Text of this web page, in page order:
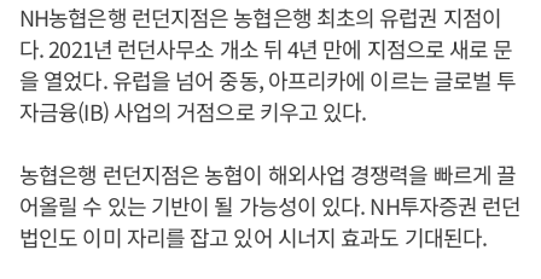
NH농협은행 런던지점은 농협은행 최초의 유럽권 지점이
다. 2021년 런던사무소 개소 뒤 4년 만에 지점으로 새로 문
을 열었다. 유럽을 넘어 중동, 아프리카에 이르는 글로벌 투
자금융(IB) 사업의 거점으로 키우고 있다.
농협은행 런던지점은 농협이 해외사업 경쟁력을 빠르게 끌
어올릴 수 있는 기반이 될 가능성이 있다. NH투자증권 런던
법인도 이미 자리를 잡고 있어 시너지 효과도 기대된다.